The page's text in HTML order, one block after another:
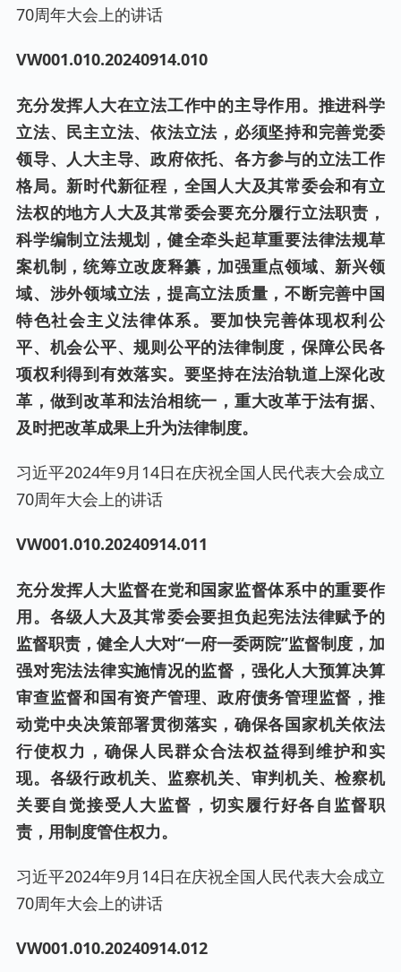
70周年大会上的讲话
VW001.010.20240914.010
充分发挥人大在立法工作中的主导作用。推进科学
立法、民主立法、依法立法，必须坚持和完善党委
领导、人大主导、政府依托、各方参与的立法工作
格局。新时代新征程，全国人大及其常委会和有立
法权的地方人大及其常委会要充分履行立法职责，
科学编制立法规划，健全牵头起草重要法律法规草
案机制，统筹立改废释纂，加强重点领域、新兴领
域、涉外领域立法，提高立法质量，不断完善中国
特色社会主义法律体系。要加快完善体现权利公
平、机会公平、规则公平的法律制度，保障公民各
项权利得到有效落实。要坚持在法治轨道上深化改
革，做到改革和法治相统一，重大改革于法有据、
及时把改革成果上升为法律制度。
习近平2024年9月14日在庆祝全国人民代表大会成立
70周年大会上的讲话
VW001.010.20240914.011
充分发挥人大监督在党和国家监督体系中的重要作
用。各级人大及其常委会要担负起宪法法律赋予的
监督职责，健全人大对“一府一委两院”监督制度，加
强对宪法法律实施情况的监督，强化人大预算决算
审查监督和国有资产管理、政府债务管理监督，推
动党中央决策部署贯彻落实，确保各国家机关依法
行使权力，确保人民群众合法权益得到维护和实
现。各级行政机关、监察机关、审判机关、检察机
关要自觉接受人大监督，切实履行好各自监督职
责，用制度管住权力。
习近平2024年9月14日在庆祝全国人民代表大会成立
70周年大会上的讲话
VW001.010.20240914.012